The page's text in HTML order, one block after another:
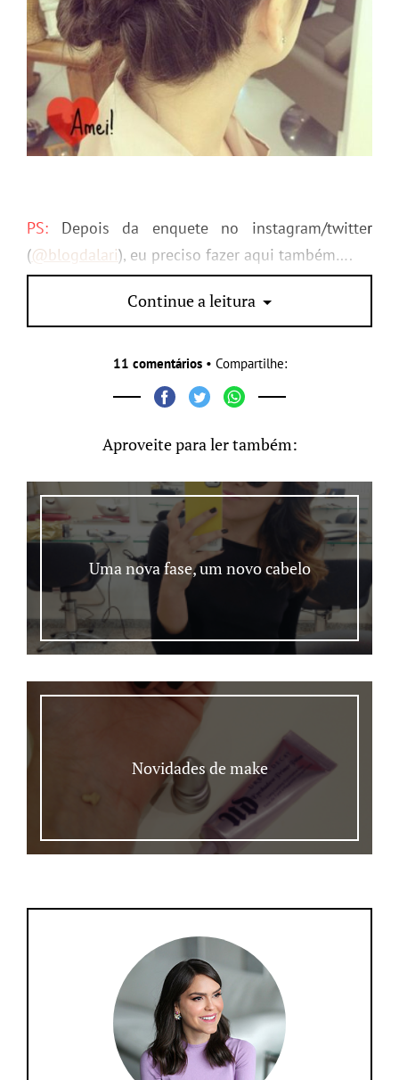
PS: Depois da enquete no instagram/twitter
(@blogdalari), eu preciso fazer aqui também….
LOVE or HATE it?
Continue a leitura
11 comentários• Compartilhe:
Aproveite para ler também:
Uma nova fase, um novo cabelo
Novidades de make